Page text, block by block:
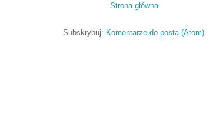
Strona główna
Subskrybuj: Komentarze do posta (Atom)